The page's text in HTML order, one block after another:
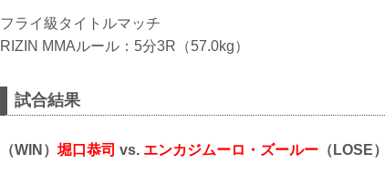
フライ級タイトルマッチ
RIZIN MMAルール：5分3R（57.0kg）
試合結果
（WIN） 堀口恭司 vs. エンカジムーロ・ズールー （LOSE）